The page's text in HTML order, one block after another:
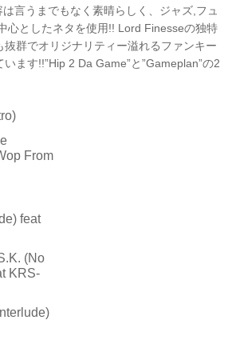
言うまでもなく素晴らしく、ジャズ,フュ
心としたネタを使用!! Lord Finesseの独特
抜群でオリジナリティー溢れるファンキー
ます!!”Hip 2 Da Game”と”Gameplan”の2
From
feat
(No
KRS-